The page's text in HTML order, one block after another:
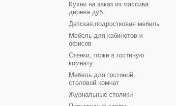
Кухни на заказ из массива
дерева дуб
Детская,подростковая мебель
Мебель для кабинетов и
офисов
Стенки, горки в гостиную
комнату
Мебель для гостиной,
столовой комнат
Журнальные столики